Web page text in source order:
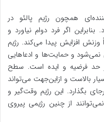
همچون رژیم پالئو در
اگر فرد دوام نیاورد و
افزایش پیدا می‌کند. رژیم
نمی‌شود و حمایت‌ها و ادعاهایی
حد فرضیه و ایده است. سطح
بالاست و ازاین‌جهت می‌تواند
بگذارد. این رژیم وقت‌گیر و
از چنین رژیمی پیروی